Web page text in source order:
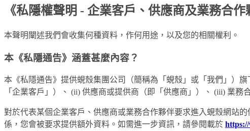
《私隱權聲明 - 企業客戶、供應商及業務合作
本聲明闡述我們會收集何種資料，作何用途，以及您的相關權利。
本《私隱通告》涵蓋甚麼內容？
本《私隱通告》提供蜆殼集團公司（簡稱為「蜆殼」或「我們」）
「企業客戶」）、 (ii) 供應商或提供商（即「供應商」）、 (iii) 業
對於代表某個企業客戶、供應商或業務合作夥伴要求進入蜆殼網站
係，您會被要求提供額外資料。如需進一步資訊，請參閱載於